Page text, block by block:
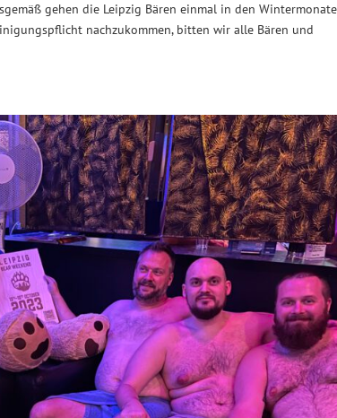
gehen die Leipzig Bären einmal in den
nachzukommen, bitten wir alle Bären und